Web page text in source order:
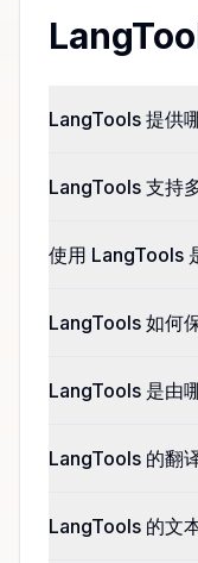
LangTools 提供
LangTools 支持
使用 LangTools
LangTools 如何
LangTools 是由
LangTools 的翻
LangTools 的文